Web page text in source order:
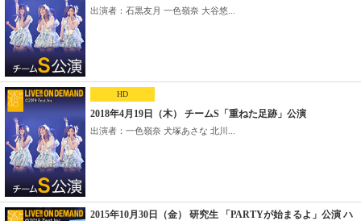
出演者：石黒友月 一色嶺奈 大谷悠...
HD
2018年4月19日（木） チームS「重ねた足跡」公演
出演者：一色嶺奈 犬塚あさな 北川...
2015年10月30日（金） 研究生 「PARTYが始まるよ」公演 ハ